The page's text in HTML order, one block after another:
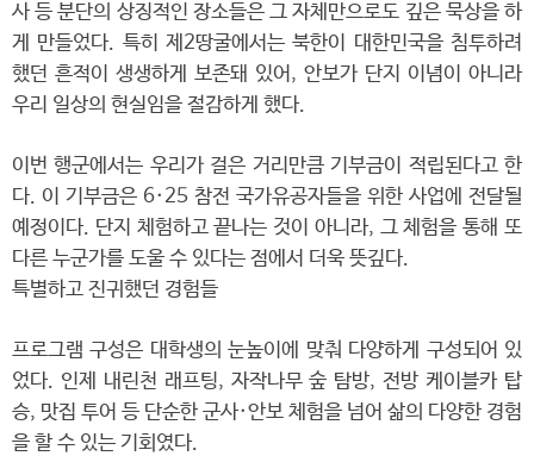
사 등 분단의 상징적인 장소들은 그 자체만으로도 깊은 묵상을 하
게 만들었다. 특히 제2땅굴에서는 북한이 대한민국을 침투하려
했던 흔적이 생생하게 보존돼 있어, 안보가 단지 이념이 아니라
우리 일상의 현실임을 절감하게 했다.
이번 행군에서는 우리가 걸은 거리만큼 기부금이 적립된다고 한
다. 이 기부금은 6·25 참전 국가유공자들을 위한 사업에 전달될
예정이다. 단지 체험하고 끝나는 것이 아니라, 그 체험을 통해 또
다른 누군가를 도울 수 있다는 점에서 더욱 뜻깊다.
특별하고 진귀했던 경험들
프로그램 구성은 대학생의 눈높이에 맞춰 다양하게 구성되어 있
었다. 인제 내린천 래프팅, 자작나무 숲 탐방, 전방 케이블카 탑
승, 맛집 투어 등 단순한 군사·안보 체험을 넘어 삶의 다양한 경험
을 할 수 있는 기회였다.